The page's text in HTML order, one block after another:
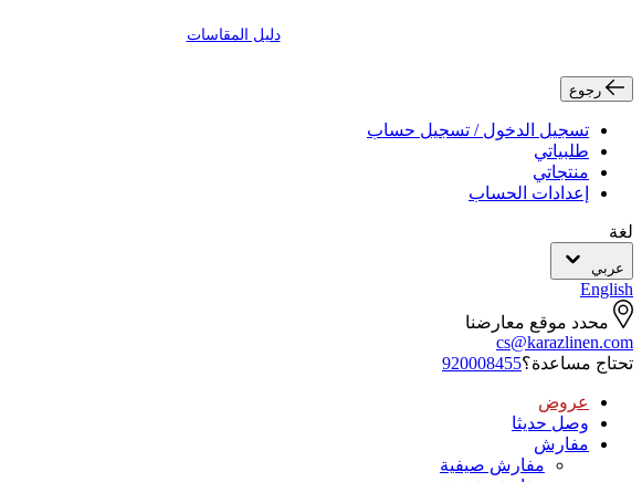
دليل المقاسات
رجوع
تسجيل الدخول / تسجيل حساب
طلبياتي
منتجاتي
إعدادات الحساب
لغة
عربي
English
محدد موقع معارضنا
cs@karazlinen.com
تحتاج مساعدة؟920008455
عروض
وصل حديثا
مفارش
مفارش صيفية